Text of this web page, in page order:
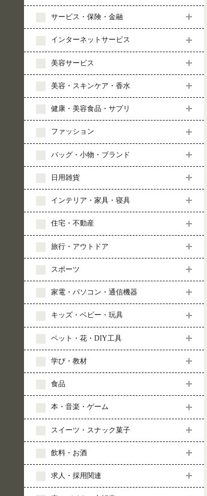
サービス・保険・金融
インターネットサービス
美容サービス
美容・スキンケア・香水
健康・美容食品・サプリ
ファッション
バッグ・小物・ブランド
日用雑貨
インテリア・家具・寝具
住宅・不動産
旅行・アウトドア
スポーツ
家電・パソコン・通信機器
キッズ・ベビー・玩具
ペット・花・DIY工具
学び・教材
食品
本・音楽・ゲーム
スイーツ・スナック菓子
飲料・お酒
求人・採用関連